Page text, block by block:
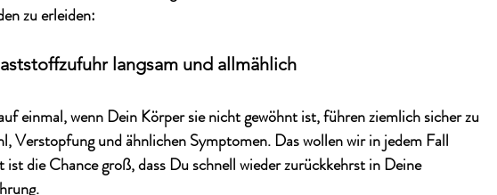
zu erleiden:
langsam und allmählich
einmal, wenn Dein Körper sie nicht gewöhnt ist, führen ziemlich sicher zu
Verstopfung und ähnlichen Symptomen. Das wollen wir in jedem Fall
ist die Chance groß, dass Du schnell wieder zurückkehrst in Deine